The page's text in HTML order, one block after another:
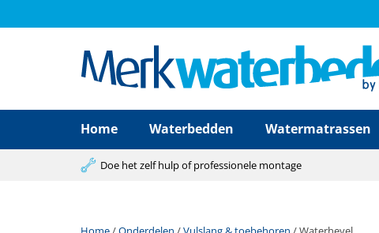
Home Waterbedden Watermatrassen
Doe het zelf hulp of professionele montage